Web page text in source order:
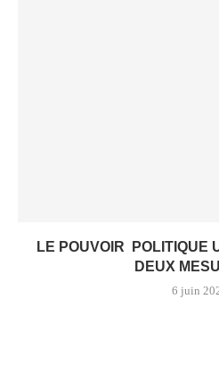
LE POUVOIR POLITIQUE
DEUX
6 juin